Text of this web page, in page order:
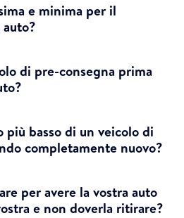
e minima per il
di pre-consegna prima
più basso di un veicolo di
completamente nuovo?
per avere la vostra auto
e non doverla ritirare?